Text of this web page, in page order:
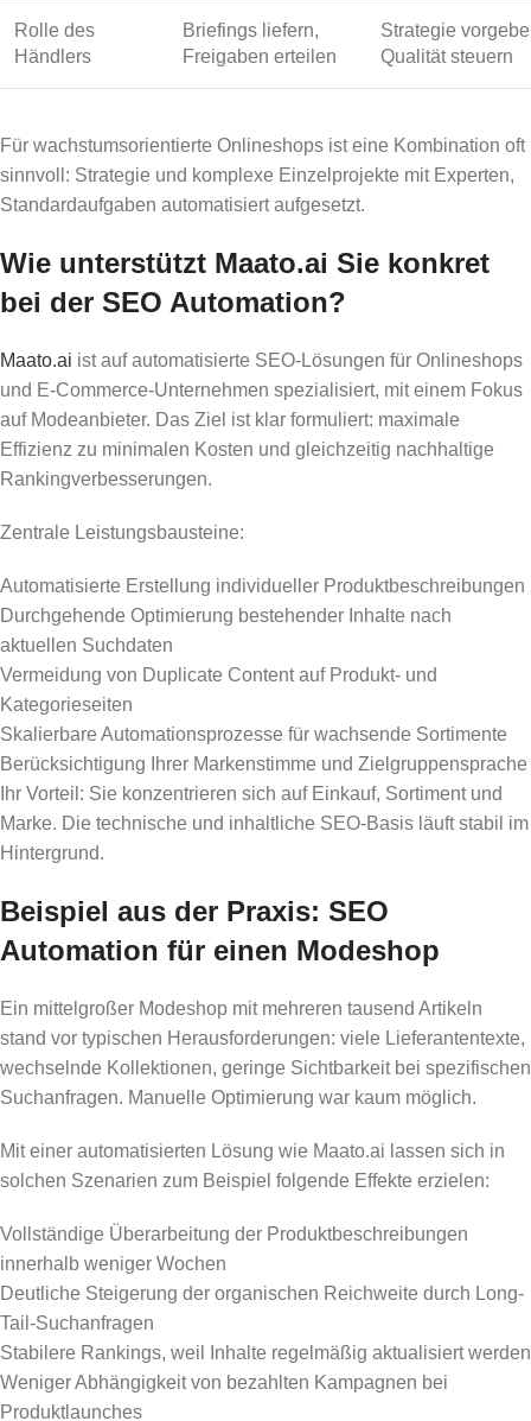
Rolle des
Händlers
Briefings liefern,
Freigaben erteilen
Strategie
Qualität steuern
Für wachstumsorientierte Onlineshops ist eine Kombination oft
sinnvoll: Strategie und komplexe Einzelprojekte mit Experten,
Standardaufgaben automatisiert aufgesetzt.
Wie unterstützt Maato.ai Sie konkret
bei der SEO Automation?
Maato.ai ist auf automatisierte SEO-Lösungen für Onlineshops
und E-Commerce-Unternehmen spezialisiert, mit einem Fokus
auf Modeanbieter. Das Ziel ist klar formuliert: maximale
Effizienz zu minimalen Kosten und gleichzeitig nachhaltige
Rankingverbesserungen.
Zentrale Leistungsbausteine:
Automatisierte Erstellung individueller Produktbeschreibungen
Durchgehende Optimierung bestehender Inhalte nach
aktuellen Suchdaten
Vermeidung von Duplicate Content auf Produkt- und
Kategorieseiten
Skalierbare Automationsprozesse für wachsende Sortimente
Berücksichtigung Ihrer Markenstimme und Zielgruppensprache
Ihr Vorteil: Sie konzentrieren sich auf Einkauf, Sortiment und
Marke. Die technische und inhaltliche SEO-Basis läuft stabil im
Hintergrund.
Beispiel aus der Praxis: SEO
Automation für einen Modeshop
Ein mittelgroßer Modeshop mit mehreren tausend Artikeln
stand vor typischen Herausforderungen: viele Lieferantentexte,
wechselnde Kollektionen, geringe Sichtbarkeit bei spezifischen
Suchanfragen. Manuelle Optimierung war kaum möglich.
Mit einer automatisierten Lösung wie Maato.ai lassen sich in
solchen Szenarien zum Beispiel folgende Effekte erzielen:
Vollständige Überarbeitung der Produktbeschreibungen
innerhalb weniger Wochen
Deutliche Steigerung der organischen Reichweite durch Long-
Tail-Suchanfragen
Stabilere Rankings, weil Inhalte regelmäßig aktualisiert werden
Weniger Abhängigkeit von bezahlten Kampagnen bei
Produktlaunches